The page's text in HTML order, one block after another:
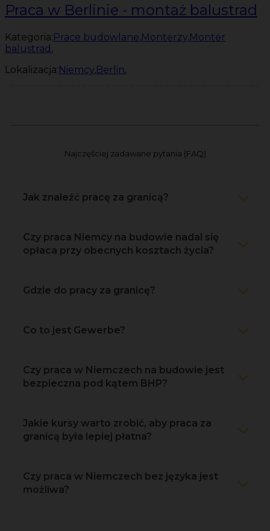
Praca w Berlinie - montaż balustrad
Kategoria:Prace budowlane,Monterzy,Monter
balustrad ,
Lokalizacja:Niemcy,Berlin,
Najczęściej zadawane pytania (FAQ)
Jak znaleźć pracę za granicą?
Czy praca Niemcy na budowie nadal się
opłaca przy obecnych kosztach życia?
Gdzie do pracy za granicę?
Co to jest Gewerbe?
Czy praca w Niemczech na budowie jest
bezpieczna pod kątem BHP?
Jakie kursy warto zrobić, aby praca za
granicą była lepiej płatna?
Czy praca w Niemczech bez języka jest
możliwa?